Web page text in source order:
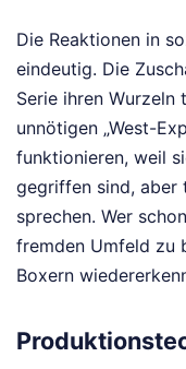
Die Reaktionen in
eindeutig. Die
Serie ihren Wurzeln
unnötigen „West-
funktionieren, weil
gegriffen sind, aber
sprechen. Wer
fremden Umfeld zu
Boxern